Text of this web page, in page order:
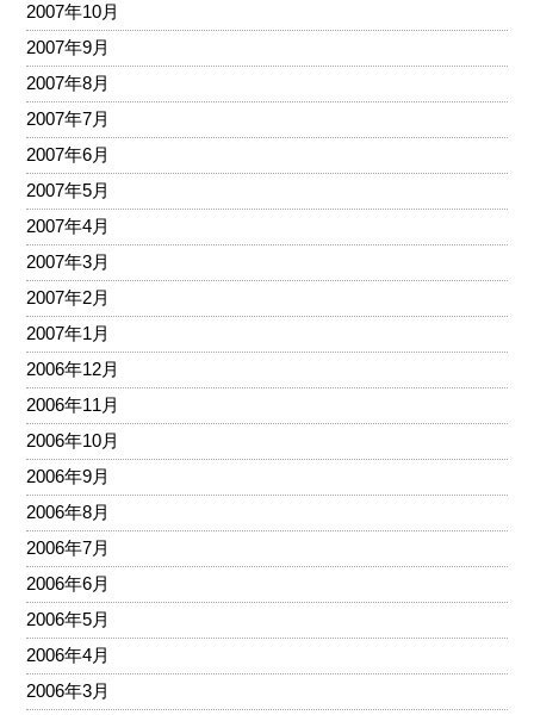
2007年10月
2007年9月
2007年8月
2007年7月
2007年6月
2007年5月
2007年4月
2007年3月
2007年2月
2007年1月
2006年12月
2006年11月
2006年10月
2006年9月
2006年8月
2006年7月
2006年6月
2006年5月
2006年4月
2006年3月